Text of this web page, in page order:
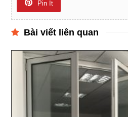
Pin It
Bài viết liên quan